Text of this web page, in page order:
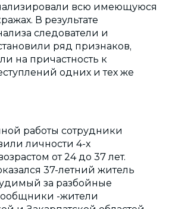
всю имеющуюся
В результате
следователи и
ряд признаков,
на причастность к
одних и тех же
работы сотрудники
личности 4-х
от 24 до 37 лет.
37-летний житель
за разбойные
-жители